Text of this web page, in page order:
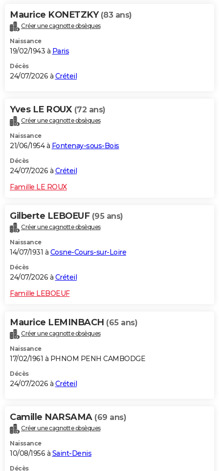
Maurice KONETZKY (83 ans)
Créer une cagnotte obsèques
Naissance
19/02/1943 à Paris
Décès
24/07/2026 à Créteil
Yves LE ROUX (72 ans)
Créer une cagnotte obsèques
Naissance
21/06/1954 à Fontenay-sous-Bois
Décès
24/07/2026 à Créteil
Famille LE ROUX
Gilberte LEBOEUF (95 ans)
Créer une cagnotte obsèques
Naissance
14/07/1931 à Cosne-Cours-sur-Loire
Décès
24/07/2026 à Créteil
Famille LEBOEUF
Maurice LEMINBACH (65 ans)
Créer une cagnotte obsèques
Naissance
17/02/1961 à PHNOM PENH CAMBODGE
Décès
24/07/2026 à Créteil
Camille NARSAMA (69 ans)
Créer une cagnotte obsèques
Naissance
10/08/1956 à Saint-Denis
Décès